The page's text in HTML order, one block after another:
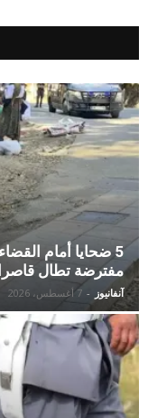
5 ضحايا أمام
مفترضة تطال
آنفانيوز - 7 أغسطس، 2026